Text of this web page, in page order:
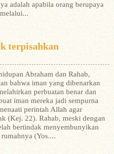
adalah apabila orang berupaya
terpisahkan
Abraham dan Rahab,
bahwa iman yang dibenarkan
perbuatan benar dan
iman mereka jadi sempurna
perintah Allah agar
(Kej. 22). Rahab, meski dengan
bertindak menyembunyikan
(Yos....